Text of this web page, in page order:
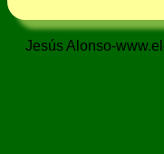
Jesús Alonso-